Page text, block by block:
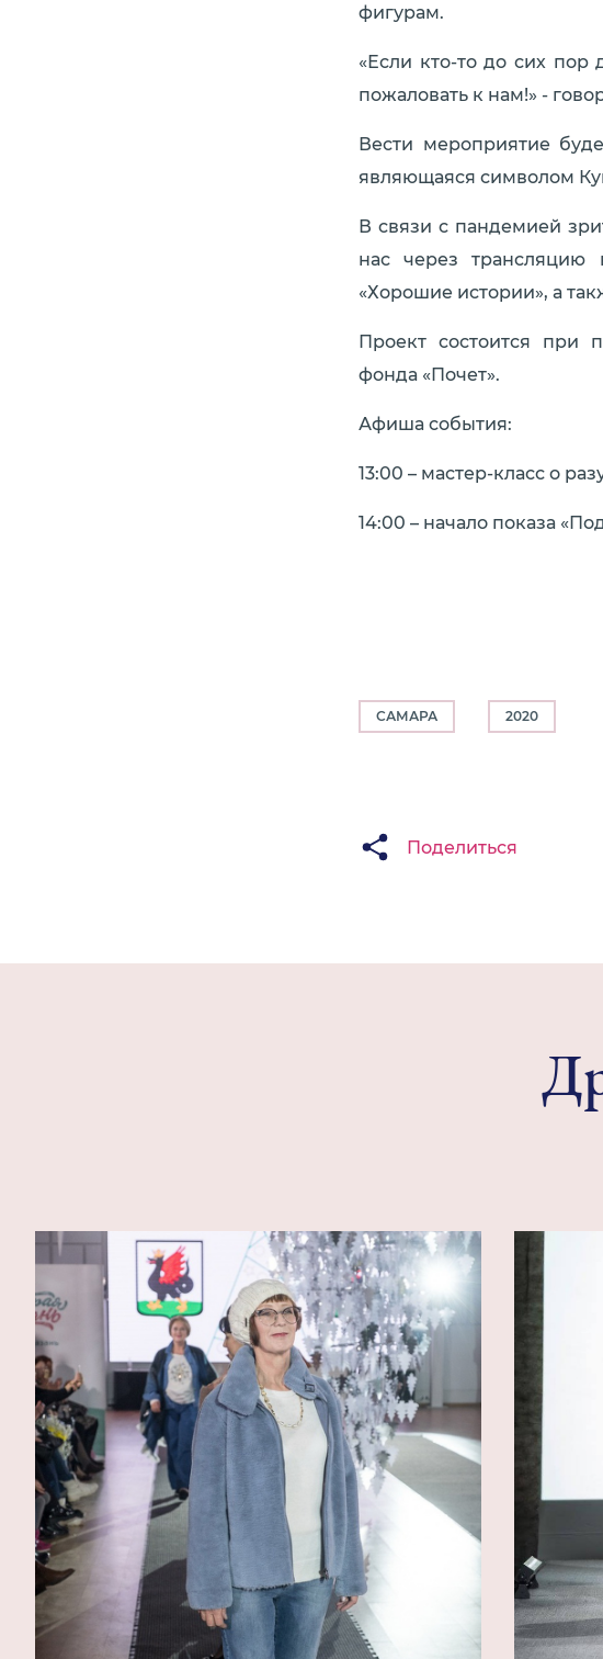
фигурам.
«Если кто-то до сих пор
пожаловать к нам!» -
Вести мероприятие
являющаяся символом
В связи с пандемией
нас через трансляцию
«Хорошие истории», а
Проект состоится при
фонда «Почет».
Афиша события:
13:00 – мастер-класс о
14:00 – начало показа
САМАРА 2020
Поделиться